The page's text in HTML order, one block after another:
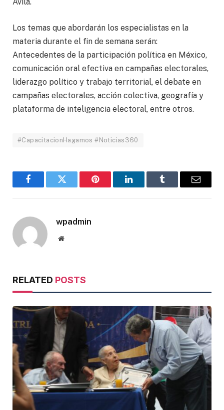
Ávila.
Los temas que abordarán los especialistas en la
materia durante el fin de semana serán:
Antecedentes de la participación política en México,
comunicación oral efectiva en campañas electorales,
liderazgo político y trabajo territorial, el debate en
campañas electorales, acción colectiva, geografía y
plataforma de inteligencia electoral, entre otros.
#CapacitacionHagamos #Noticias360
FacebookTwitter Pinterest LinkedInTumblr Email
wpadmin
Website
RELATED POSTS